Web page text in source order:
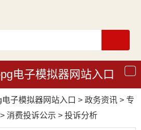
导
航
电子模拟器网站入口
子模拟器网站入口 > 政务资讯 > 专
> 消费投诉公示 > 投诉分析